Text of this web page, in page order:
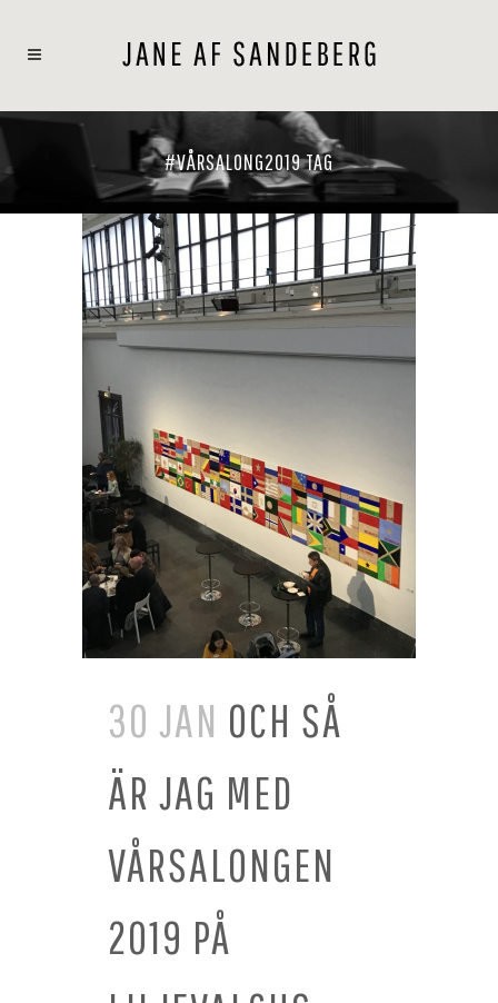
#VÅRSALONG2019 TAG
30 JAN OCH SÅ
ÄR JAG MED
VÅRSALONGEN
2019 PÅ